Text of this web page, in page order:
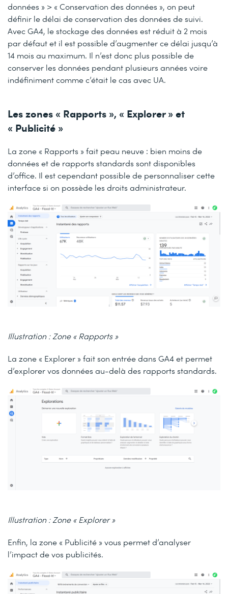
données » > « Conservation des données », on peut
définir le délai de conservation des données de suivi.
Avec GA4, le stockage des données est réduit à 2 mois
par défaut et il est possible d’augmenter ce délai jusqu’à
14 mois au maximum. Il n’est donc plus possible de
conserver les données pendant plusieurs années voire
indéfiniment comme c’était le cas avec UA.
Les zones « Rapports », « Explorer » et
« Publicité »
La zone « Rapports » fait peau neuve : bien moins de
données et de rapports standards sont disponibles
d’office. Il est cependant possible de personnaliser cette
interface si on possède les droits administrateur.
Illustration : Zone « Rapports »
La zone « Explorer » fait son entrée dans GA4 et permet
d’explorer vos données au-delà des rapports standards.
Illustration : Zone « Explorer »
Enfin, la zone « Publicité » vous permet d’analyser
l’impact de vos publicités.